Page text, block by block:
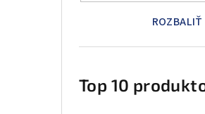
ROZBALIŤ
Top 10